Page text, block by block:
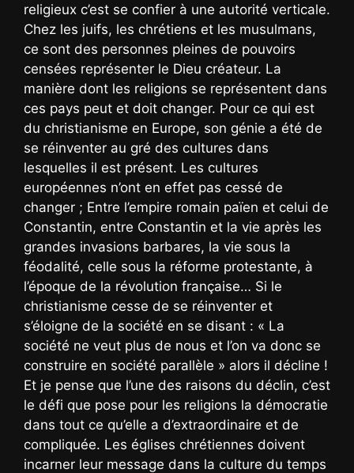
religieux c’est se confier à une autorité verticale.
Chez les juifs, les chrétiens et les musulmans,
ce sont des personnes pleines de pouvoirs
censées représenter le Dieu créateur. La
manière dont les religions se représentent dans
ces pays peut et doit changer. Pour ce qui est
du christianisme en Europe, son génie a été de
se réinventer au gré des cultures dans
lesquelles il est présent. Les cultures
européennes n’ont en effet pas cessé de
changer ; Entre l’empire romain païen et celui de
Constantin, entre Constantin et la vie après les
grandes invasions barbares, la vie sous la
féodalité, celle sous la réforme protestante, à
l’époque de la révolution française… Si le
christianisme cesse de se réinventer et
s’éloigne de la société en se disant : « La
société ne veut plus de nous et l’on va donc se
construire en société parallèle » alors il décline !
Et je pense que l’une des raisons du déclin, c’est
le défi que pose pour les religions la démocratie
dans tout ce qu’elle a d’extraordinaire et de
compliquée. Les églises chrétiennes doivent
incarner leur message dans la culture du temps